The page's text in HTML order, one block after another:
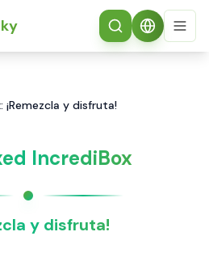
¡Remezcla y disfruta!
IncrediBox
y disfruta!